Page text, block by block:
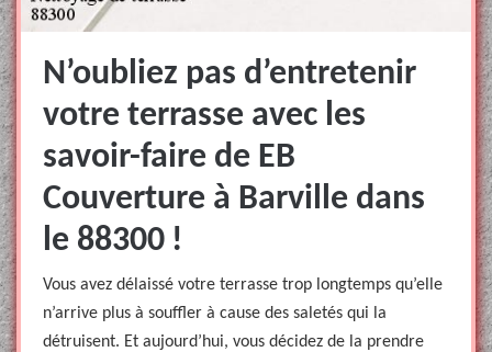
N’oubliez pas d’entretenir
votre terrasse avec les
savoir-faire de EB
Couverture à Barville dans
le 88300 !
Vous avez délaissé votre terrasse trop longtemps qu’elle
n’arrive plus à souffler à cause des saletés qui la
détruisent. Et aujourd’hui, vous décidez de la prendre